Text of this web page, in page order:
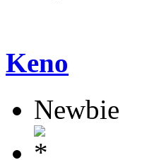
Keno
Newbie